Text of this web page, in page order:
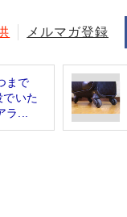
メルマガ登録
まで
でいた
...